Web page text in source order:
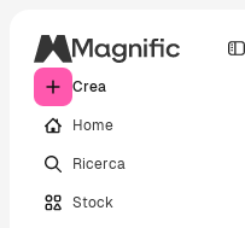
Crea
Home
Ricerca
Stock